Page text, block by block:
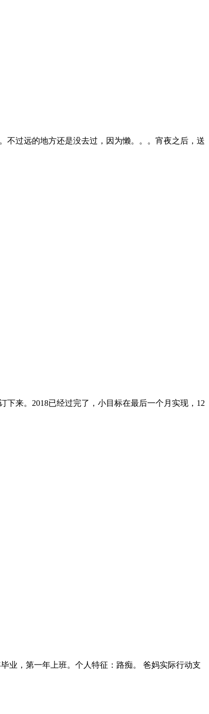
过远的地方还是没去过，因为懒。。。宵夜之后，送